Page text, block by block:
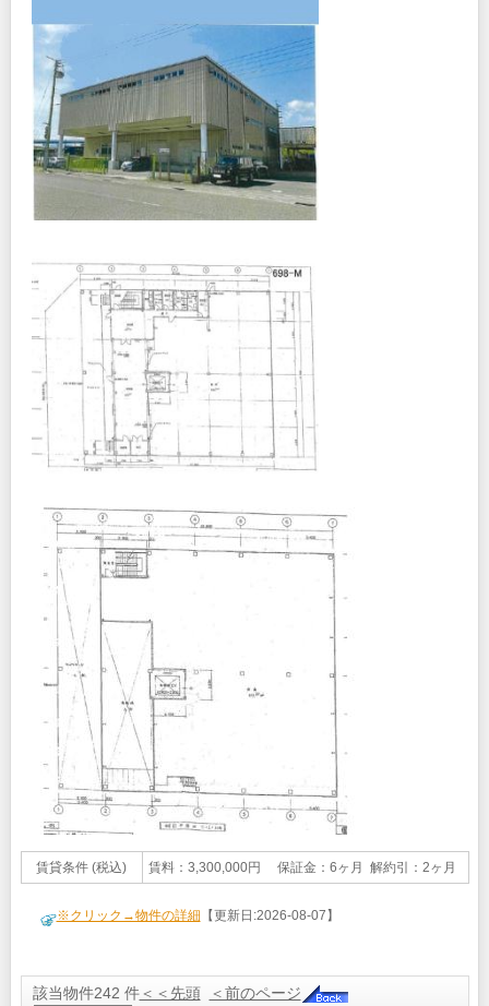
賃貸条件 (税込) 賃料：3,300,000円 保証金：6ヶ月 解約引：2ヶ月
※クリック→物件の詳細 【更新日:2026-08-07】
該当物件242 件＜＜先頭
＜前のページ